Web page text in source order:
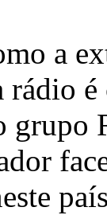
a
é
grupo